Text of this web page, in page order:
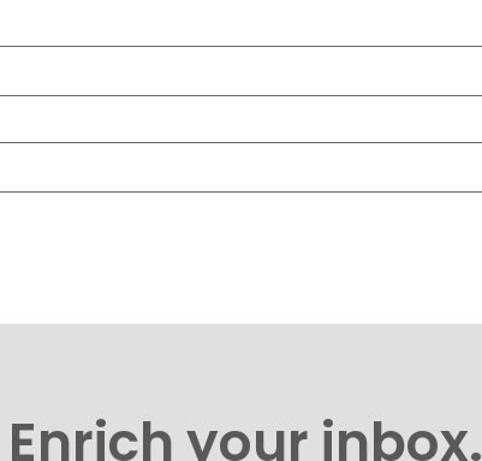
Enrich your inbox.